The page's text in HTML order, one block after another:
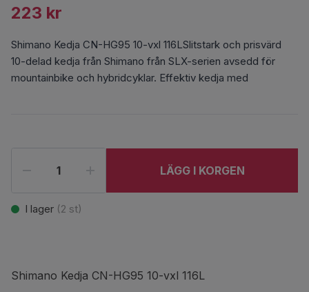
223 kr
Shimano Kedja CN-HG95 10-vxl 116LSlitstark och prisvärd
10-delad kedja från Shimano från SLX-serien avsedd för
mountainbike och hybridcyklar. Effektiv kedja med
LÄGG I KORGEN
I lager (2 st)
Shimano Kedja CN-HG95 10-vxl 116L